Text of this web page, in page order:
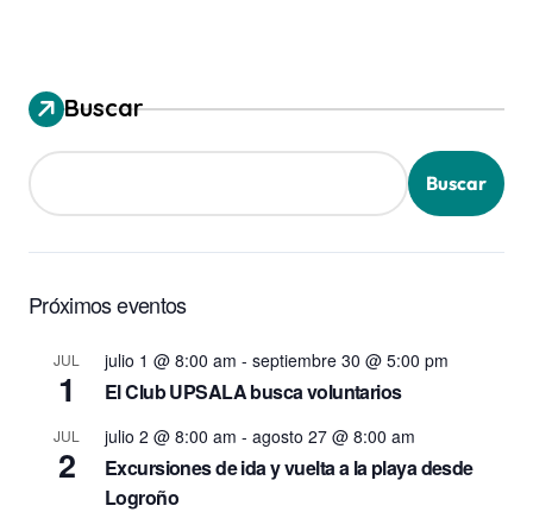
Buscar
Buscar
Próximos eventos
JUL
1
julio 1 @ 8:00 am - septiembre 30 @ 5:00 pm
El Club UPSALA busca voluntarios
JUL
2
julio 2 @ 8:00 am - agosto 27 @ 8:00 am
Excursiones de ida y vuelta a la playa desde
Logroño